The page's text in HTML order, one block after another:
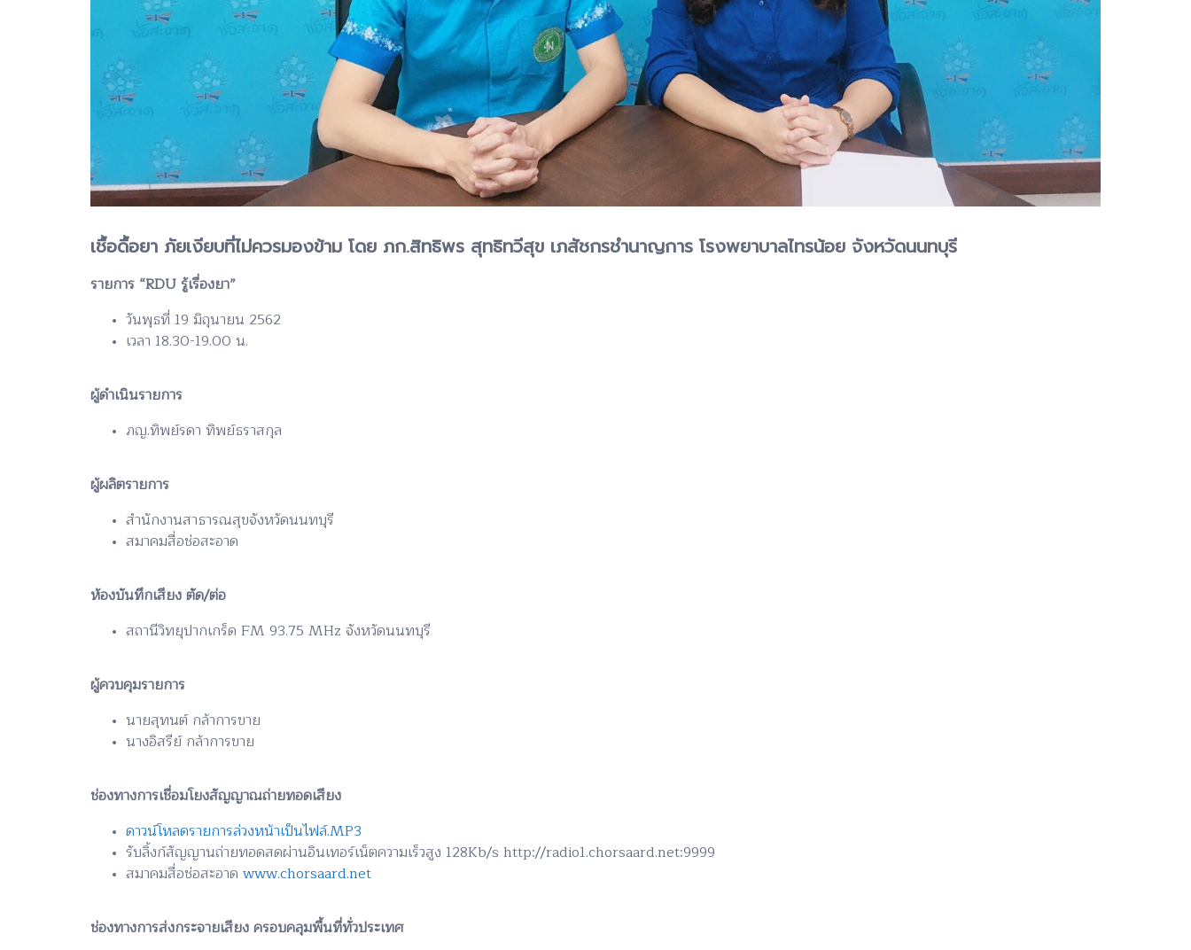
เชื้อดื้อยา ภัยเงียบที่ไม่ควรมองข้าม โดย ภก.สิทธิพร สุทธิทวีสุข เภสัชกรชำนาญการ โรงพยาบาลไทรน้อย จังหวัดนนทบุรี
รายการ “RDU รู้เรื่องยา”
วันพุธที่ 19 มิถุนายน 2562
เวลา 18.30-19.00 น.
ผู้ดำเนินรายการ
ภญ.ทิพย์รดา ทิพย์ธราสกุล
ผู้ผลิตรายการ
สำนักงานสาธารณสุขจังหวัดนนทบุรี
สมาคมสื่อช่อสะอาด
ห้องบันทึกเสียง ตัด/ต่อ
สถานีวิทยุปากเกร็ด FM 93.75 MHz จังหวัดนนทบุรี
ผู้ควบคุมรายการ
นายสุทนต์ กล้าการขาย
นางอิสรีย์ กล้าการขาย
ช่องทางการเชื่อมโยงสัญญาณถ่ายทอดเสียง
ดาวน์โหลดรายการล่วงหน้าเป็นไฟล์.MP3
รับลิ้งก์สัญญานถ่ายทอดสดผ่านอินเทอร์เน็ตความเร็วสูง 128Kb/s http://radio1.chorsaard.net:9999
สมาคมสื่อช่อสะอาด www.chorsaard.net
ช่องทางการส่งกระจายเสียง ครอบคลุมพื้นที่ทั่วประเทศ